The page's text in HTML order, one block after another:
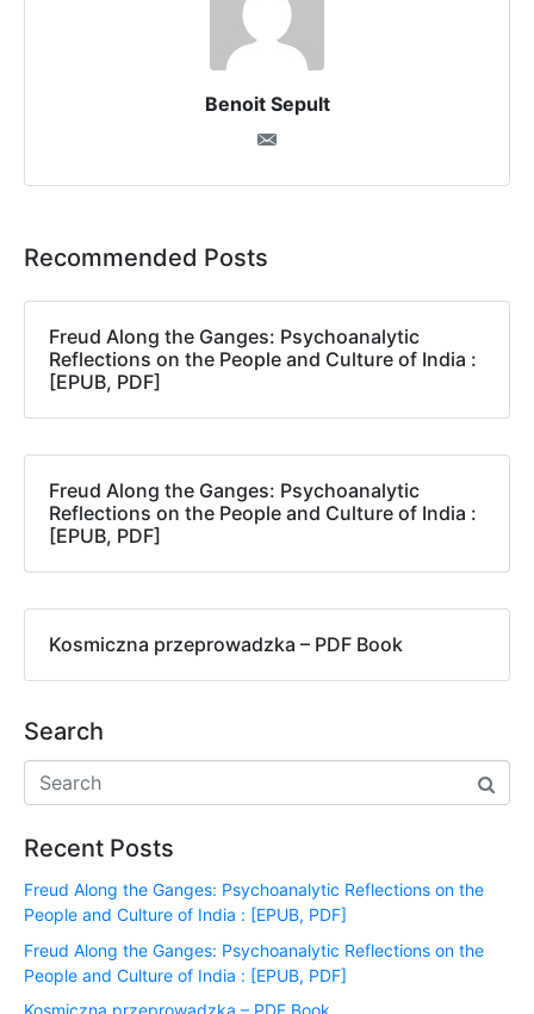
Benoit Sepult
Recommended Posts
Freud Along the Ganges: Psychoanalytic
Reflections on the People and Culture of India :
[EPUB, PDF]
Freud Along the Ganges: Psychoanalytic
Reflections on the People and Culture of India :
[EPUB, PDF]
Kosmiczna przeprowadzka – PDF Book
Search
Recent Posts
Freud Along the Ganges: Psychoanalytic Reflections on the
People and Culture of India : [EPUB, PDF]
Freud Along the Ganges: Psychoanalytic Reflections on the
People and Culture of India : [EPUB, PDF]
Kosmiczna przeprowadzka – PDF Book